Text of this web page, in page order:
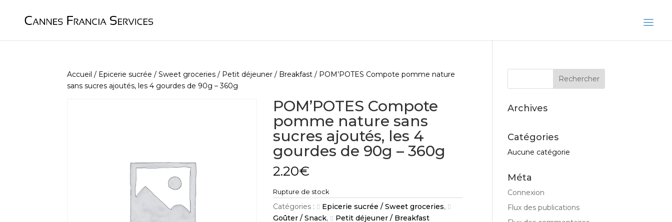
Accueil / Epicerie sucrée / Sweet groceries / Petit déjeuner / Breakfast / POM’POTES Compote pomme nature
sans sucres ajoutés, les 4 gourdes de 90g – 360g
POM’POTES Compote
pomme nature sans
sucres ajoutés, les 4
gourdes de 90g – 360g
2.20€
Rupture de stock
Catégories : Epicerie sucrée / Sweet groceries,
Goûter / Snack, Petit déjeuner / Breakfast
Archives
Catégories
Aucune catégorie
Méta
Connexion
Flux des publications